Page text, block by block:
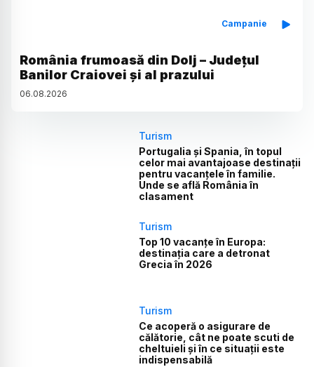
Campanie
România frumoasă din Dolj – Județul
Banilor Craiovei și al prazului
06.08.2026
Turism
Portugalia și Spania, în topul
celor mai avantajoase destinații
pentru vacanțele în familie.
Unde se află România în
clasament
Turism
Top 10 vacanțe în Europa:
destinația care a detronat
Grecia în 2026
Turism
Ce acoperă o asigurare de
călătorie, cât ne poate scuti de
cheltuieli și în ce situații este
indispensabilă